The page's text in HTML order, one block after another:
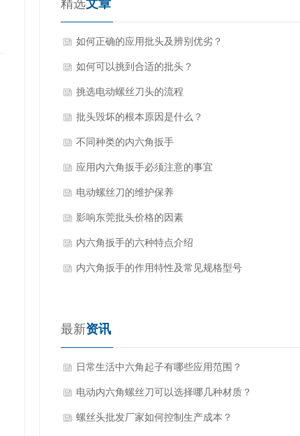
精选文章
如何正确的应用批头及辨别优劣？
如何可以挑到合适的批头？
挑选电动螺丝刀头的流程
批头毁坏的根本原因是什么？
不同种类的内六角扳手
应用内六角扳手必须注意的事宜
电动螺丝刀的维护保养
影响东莞批头价格的因素
内六角扳手的六种特点介绍
内六角扳手的作用特性及常见规格型号
最新资讯
日常生活中六角起子有哪些应用范围？
电动内六角螺丝刀可以选择哪几种材质？
螺丝头批发厂家如何控制生产成本？